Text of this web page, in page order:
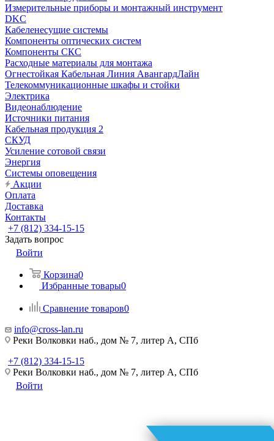
Измерительные приборы и монтажный инструмент
DKC
Кабеленесущие системы
Компоненты оптических систем
Компоненты СКС
Расходные материалы для монтажа
Огнестойкая Кабельная Линия АвангардЛайн
Телекоммуникационные шкафы и стойки
Электрика
Видеонаблюдение
Источники питания
Кабельная продукция 2
СКУД
Усиление сотовой связи
Энергия
Системы оповещения
Акции
Оплата
Доставка
Контакты
+7 (812) 334-15-15
Задать вопрос
Войти
Корзина0
Избранные товары0
Сравнение товаров0
info@cross-lan.ru
Реки Волковки наб., дом № 7, литер А, СПб
+7 (812) 334-15-15
Реки Волковки наб., дом № 7, литер А, СПб
Войти